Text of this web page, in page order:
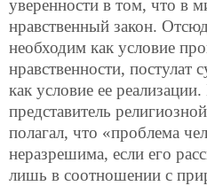
уверенности в том, что в
нравственный закон.
необходим как условие
нравственности,
как условие ее
представитель
полагал, что «проблема
неразрешима, если его
лишь в соотношении с